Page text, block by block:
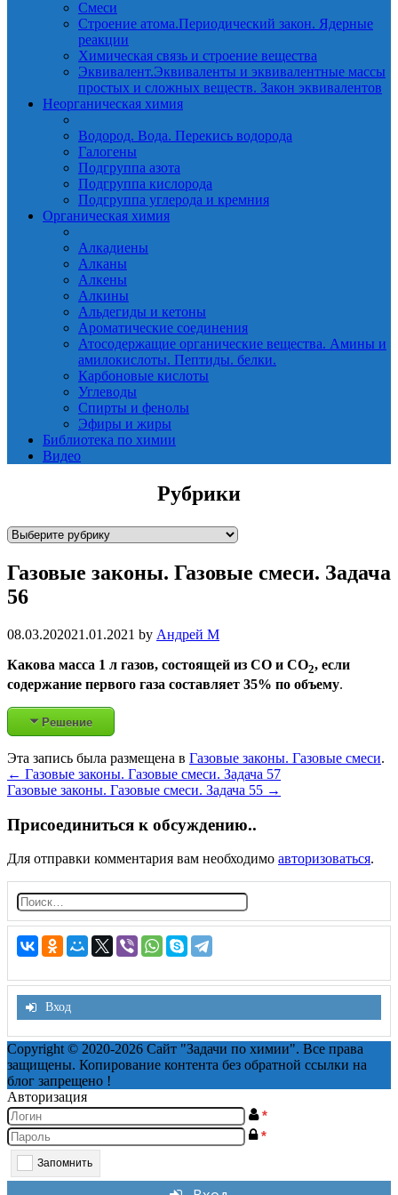
Смеси
Строение атома.Периодический закон. Ядерные
реакции
Химическая связь и строение вещества
Эквивалент.Эквиваленты и эквивалентные массы
простых и сложных веществ. Закон эквивалентов
Неорганическая химия
Водород. Вода. Перекись водорода
Галогены
Подгруппа азота
Подгруппа кислорода
Подгруппа углерода и кремния
Органическая химия
Алкадиены
Алканы
Алкены
Алкины
Альдегиды и кетоны
Ароматические соединения
Атосодержащие органические вещества. Амины и
амилокислоты. Пептиды. белки.
Карбоновые кислоты
Углеводы
Спирты и фенолы
Эфиры и жиры
Библиотека по химии
Видео
Рубрики
Р
б
р
к
Газовые законы. Газовые смеси. Задача
56
08.03.202021.01.2021 by Андрей М
Какова масса 1 л газов, состоящей из СО и СО2, если
содержание первого газа составляет 35% по объему.
Решение
Эта запись была размещена в Газовые законы. Газовые смеси.
Post
navigation
← Газовые законы. Газовые смеси. Задача 57
Газовые законы. Газовые смеси. Задача 55 →
Присоединиться к обсуждению..
Для отправки комментария вам необходимо авторизоваться.
Н
а
й
т
и:
Вход
Copyright © 2020-2026 Сайт "Задачи по химии". Все права
защищены. Копирование контента без обратной ссылки на
блог запрещено !
Авторизация
*
*
Запомнить